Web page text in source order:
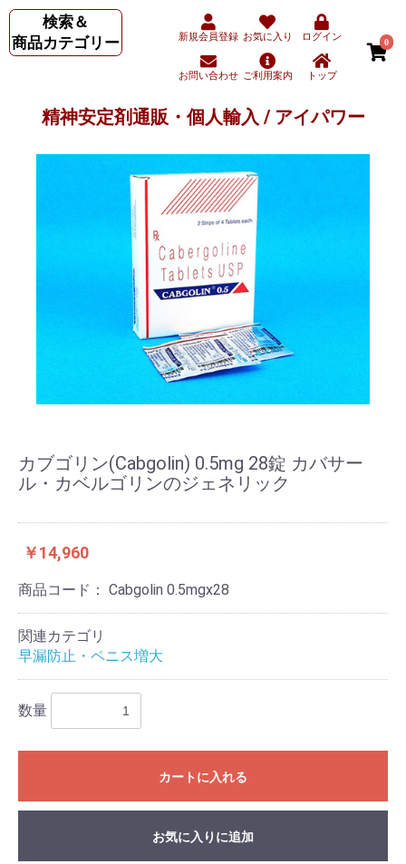
検索＆
商品カテゴリー
新規会員登録 お気に入り ログイン
お問い合わせ ご利用案内 トップ
0
精神安定剤通販・個人輸入 / アイパワー
カブゴリン(Cabgolin) 0.5mg 28錠 カバサー
ル・カベルゴリンのジェネリック
￥14,960
商品コード： Cabgolin 0.5mgx28
関連カテゴリ
早漏防止・ペニス増大
数量
カートに入れる
お気に入りに追加